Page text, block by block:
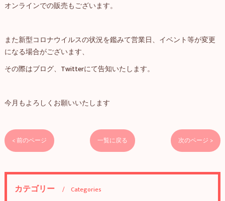
オンラインでの販売もございます。
また新型コロナウイルスの状況を鑑みて営業日、イベント等が変更
になる場合がございます、
その際はブログ、Twitterにて告知いたします。
今月もよろしくお願いいたします
< 前のページ 一覧に戻る 次のページ >
カテゴリー
Categories